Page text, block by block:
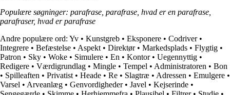
Populære søgninger: parafrase, parafrase, hvad er en parafrase,
parafraser, hvad er parafrase
Andre populære ord: Yv • Kunstgreb • Eksponere • Codriver•
Integrere • Befæstelse • Aspekt • Direktør• Markedsplads • Flygtig •
Patron • Sky • Woke • Simulere • En • Kontor• Uegennyttig •
Redigere • Værdigrundlag • Mingle • Tempel • Administratoren • Bon
• Spilleaften • Privatist • Heade • Re • Slagtræ • Adressen • Emulgere •
Varsel • Arveanlæg • Genvordigheder• Javel • Kejserinde •